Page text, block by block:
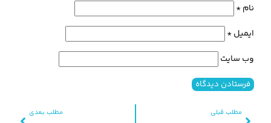
مطلب قبلی
مطلب بعدی
نام*
ایمیل*
وب‌ سایت